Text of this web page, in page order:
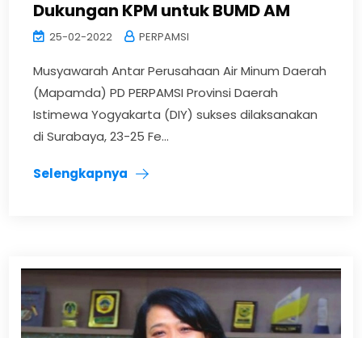
Dukungan KPM untuk BUMD AM
25-02-2022 PERPAMSI
Musyawarah Antar Perusahaan Air Minum Daerah
(Mapamda) PD PERPAMSI Provinsi Daerah
Istimewa Yogyakarta (DIY) sukses dilaksanakan
di Surabaya, 23-25 Fe...
Selengkapnya